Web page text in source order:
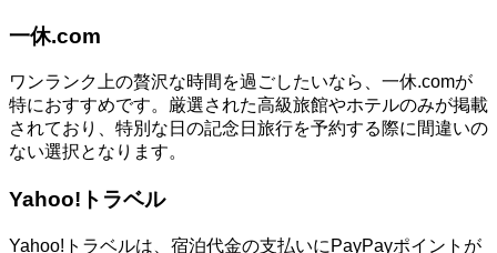
一休.com
ワンランク上の贅沢な時間を過ごしたいなら、一休.comが
特におすすめです。厳選された高級旅館やホテルのみが掲載
されており、特別な日の記念日旅行を予約する際に間違いの
ない選択となります。
Yahoo!トラベル
Yahoo!トラベルは、宿泊代金の支払いにPayPayポイントが